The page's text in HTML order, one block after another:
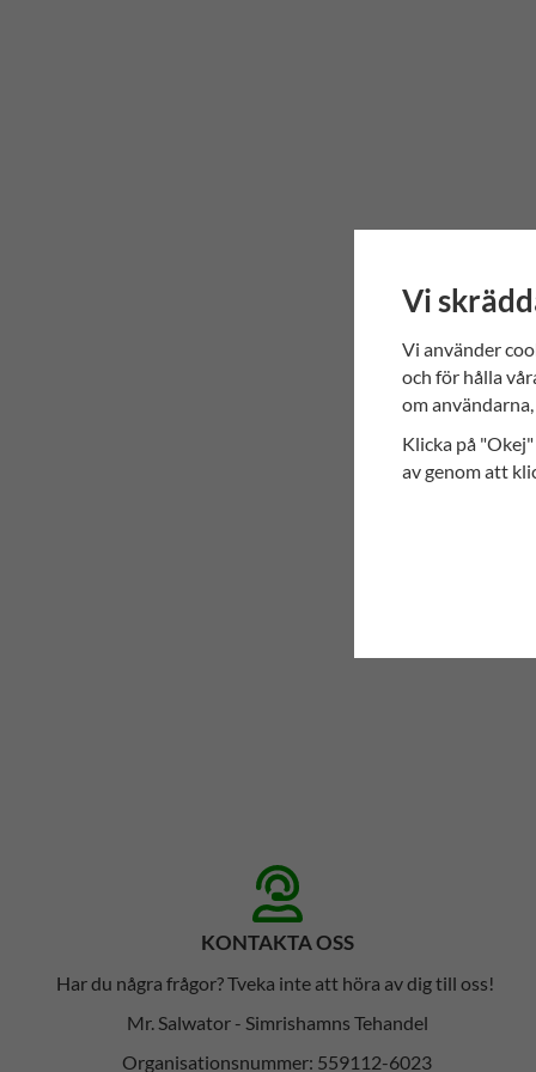
KONTAKTA OSS
Har du några frågor? Tveka inte att höra av dig till oss!
Mr. Salwator - Simrishamns Tehandel
Organisationsnummer: 559112-6023
Vi
Vi använder
och för hålla
om
Klicka på
av genom att